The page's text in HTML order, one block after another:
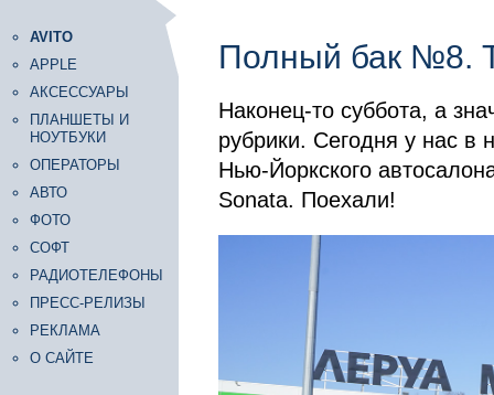
AVITO
APPLE
АКСЕССУАРЫ
ПЛАНШЕТЫ И
НОУТБУКИ
ОПЕРАТОРЫ
АВТО
ФОТО
СОФТ
РАДИОТЕЛЕФОНЫ
ПРЕСС-РЕЛИЗЫ
РЕКЛАМА
О САЙТЕ
Полный бак №8.
Наконец-то суббота, а
рубрики. Сегодня у нас в
Нью-Йоркского
Sonata. Поехали!